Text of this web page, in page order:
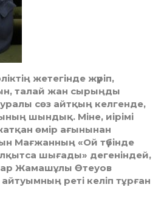
жетегінде жүріп,
талай жан сырыңды
сөз айтқың келгенде,
шындық. Міне, иірімі
өмір ағынынан
Мағжанның «Ой түбінде
шығады» дегеніндей,
Жамашұлы Өтеуов
реті келіп тұрған